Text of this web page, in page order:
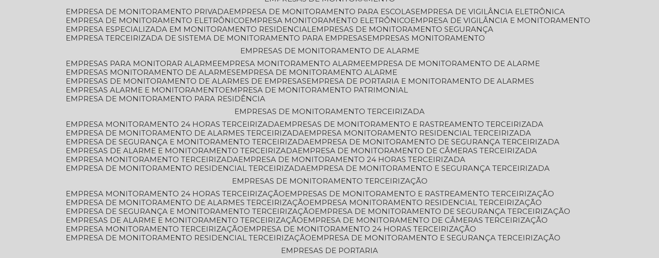
EMPRESA DE MONITORAMENTO PRIVADA
EMPRESA DE MONITORAMENTO PARA ESCOLAS
EMPRESA DE VIGILÂNCIA ELETRÔNICA
EMPRESA DE MONITORAMENTO ELETRÔNICO
EMPRESA MONITORAMENTO ELETRÔNICO
EMPRESA DE VIGILÂNCIA E MONITORAMENTO
EMPRESA ESPECIALIZADA EM MONITORAMENTO RESIDENCIAL
EMPRESAS DE MONITORAMENTO SEGURANÇA
EMPRESA TERCEIRIZADA DE SISTEMA DE MONITORAMENTO PARA EMPRESAS
EMPRESAS MONITORAMENTO
EMPRESAS DE MONITORAMENTO DE ALARME
EMPRESAS PARA MONITORAR ALARME
EMPRESA MONITORAMENTO ALARME
EMPRESA DE MONITORAMENTO DE ALARME
EMPRESAS MONITORAMENTO DE ALARMES
EMPRESA DE MONITORAMENTO ALARME
EMPRESAS DE MONITORAMENTO DE ALARMES DE EMPRESAS
EMPRESA DE PORTARIA E MONITORAMENTO DE ALARMES
EMPRESAS ALARME E MONITORAMENTO
EMPRESA DE MONITORAMENTO PATRIMONIAL
EMPRESA DE MONITORAMENTO PARA RESIDÊNCIA
EMPRESAS DE MONITORAMENTO TERCEIRIZADA
EMPRESA MONITORAMENTO 24 HORAS TERCEIRIZADA
EMPRESAS DE MONITORAMENTO E RASTREAMENTO TERCEIRIZADA
EMPRESA DE MONITORAMENTO DE ALARMES TERCEIRIZADA
EMPRESA MONITORAMENTO RESIDENCIAL TERCEIRIZADA
EMPRESA DE SEGURANÇA E MONITORAMENTO TERCEIRIZADA
EMPRESA DE MONITORAMENTO DE SEGURANÇA TERCEIRIZADA
EMPRESAS DE ALARME E MONITORAMENTO TERCEIRIZADA
EMPRESA DE MONITORAMENTO DE CÂMERAS TERCEIRIZADA
EMPRESA MONITORAMENTO TERCEIRIZADA
EMPRESA DE MONITORAMENTO 24 HORAS TERCEIRIZADA
EMPRESA DE MONITORAMENTO RESIDENCIAL TERCEIRIZADA
EMPRESA DE MONITORAMENTO E SEGURANÇA TERCEIRIZADA
EMPRESAS DE MONITORAMENTO TERCEIRIZAÇÃO
EMPRESA MONITORAMENTO 24 HORAS TERCEIRIZAÇÃO
EMPRESAS DE MONITORAMENTO E RASTREAMENTO TERCEIRIZAÇÃO
EMPRESA DE MONITORAMENTO DE ALARMES TERCEIRIZAÇÃO
EMPRESA MONITORAMENTO RESIDENCIAL TERCEIRIZAÇÃO
EMPRESA DE SEGURANÇA E MONITORAMENTO TERCEIRIZAÇÃO
EMPRESA DE MONITORAMENTO DE SEGURANÇA TERCEIRIZAÇÃO
EMPRESAS DE ALARME E MONITORAMENTO TERCEIRIZAÇÃO
EMPRESA DE MONITORAMENTO DE CÂMERAS TERCEIRIZAÇÃO
EMPRESA MONITORAMENTO TERCEIRIZAÇÃO
EMPRESA DE MONITORAMENTO 24 HORAS TERCEIRIZAÇÃO
EMPRESA DE MONITORAMENTO RESIDENCIAL TERCEIRIZAÇÃO
EMPRESA DE MONITORAMENTO E SEGURANÇA TERCEIRIZAÇÃO
EMPRESAS DE PORTARIA